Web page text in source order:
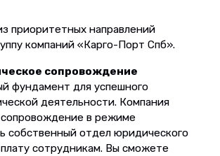
приоритетных направлений
компаний «Карго-Порт Спб».
сопровождение
фундамент для успешного
деятельности. Компания
сопровождение в режиме
собственный отдел юридического
сотрудникам. Вы сможете